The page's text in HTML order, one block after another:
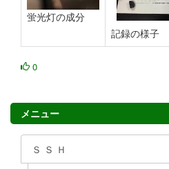
蛍光灯の成分
記録の様子
0
メニュー
Ｓ Ｓ Ｈ